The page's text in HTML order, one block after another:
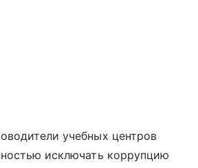
учебных центров
исключать коррупцию